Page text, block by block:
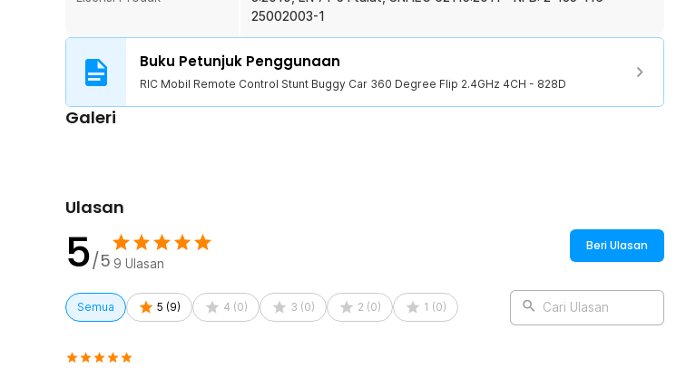
1 x Baterai Li-Ion 14500 500 mAh
1 x Kabel Pengisian Baterai USB
1 x Obeng
1 x Panduan Penggunaan
25002003-1
Buku Petunjuk Penggunaan
RIC Mobil Remote Control Stunt Buggy Car 360 Degree Flip 2.4GHz 4CH - 828D
Galeri
Ulasan
5/5 9 Ulasan
Beri Ulasan
Semua 5 (9) 4 (0) 3 (0) 2 (0) 1 (0) Cari Ulasan